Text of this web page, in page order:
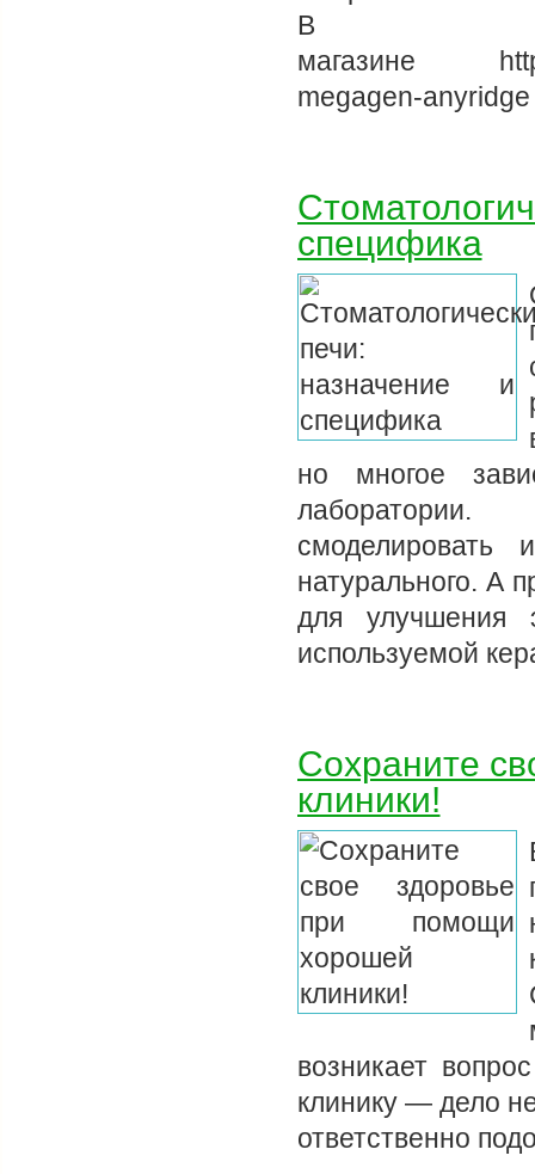
В
магазине
megagen-
специфика
но многое
лаборатории.
натурального. А
для улучшения
используемой
Сохраните
клиники!
возникает
клинику — дело
ответственно